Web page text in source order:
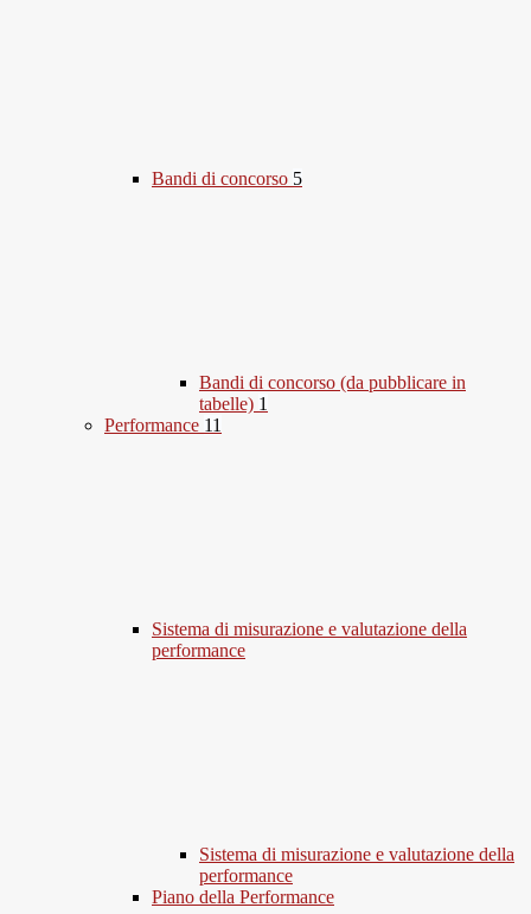
Bandi di concorso 5
Bandi di concorso (da pubblicare in
tabelle) 1
Performance 11
Sistema di misurazione e valutazione della
performance
Sistema di misurazione e valutazione della
performance
Piano della Performance